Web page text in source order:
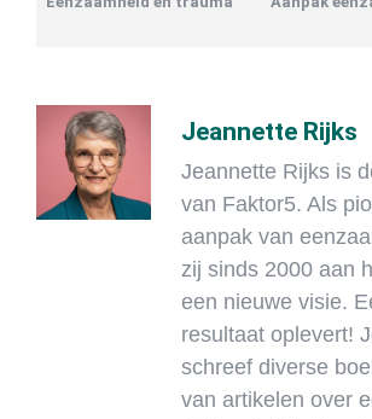
Jeannette Rijks
Jeannette Rijks is
van Faktor5. Als
aanpak van
zij sinds 2000 aan
een nieuwe visie.
resultaat oplevert!
schreef diverse
van artikelen over